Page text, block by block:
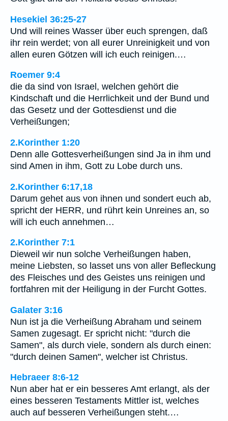
Hesekiel 36:25-27
Und will reines Wasser über euch sprengen, daß
ihr rein werdet; von all eurer Unreinigkeit und von
allen euren Götzen will ich euch reinigen.…
Roemer 9:4
die da sind von Israel, welchen gehört die
Kindschaft und die Herrlichkeit und der Bund und
das Gesetz und der Gottesdienst und die
Verheißungen;
2.Korinther 1:20
Denn alle Gottesverheißungen sind Ja in ihm und
sind Amen in ihm, Gott zu Lobe durch uns.
2.Korinther 6:17,18
Darum gehet aus von ihnen und sondert euch ab,
spricht der HERR, und rührt kein Unreines an, so
will ich euch annehmen…
2.Korinther 7:1
Dieweil wir nun solche Verheißungen haben,
meine Liebsten, so lasset uns von aller Befleckung
des Fleisches und des Geistes uns reinigen und
fortfahren mit der Heiligung in der Furcht Gottes.
Galater 3:16
Nun ist ja die Verheißung Abraham und seinem
Samen zugesagt. Er spricht nicht: "durch die
Samen", als durch viele, sondern als durch einen:
"durch deinen Samen", welcher ist Christus.
Hebraeer 8:6-12
Nun aber hat er ein besseres Amt erlangt, als der
eines besseren Testaments Mittler ist, welches
auch auf besseren Verheißungen steht.…